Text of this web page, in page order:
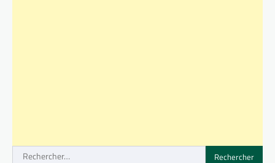
Rechercher :